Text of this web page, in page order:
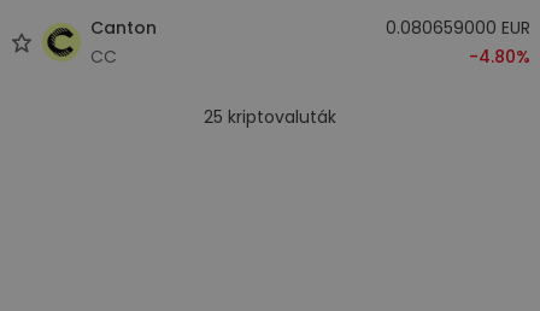
Canton
CC
0.080659000 EUR
-4.80%
25 kriptovaluták